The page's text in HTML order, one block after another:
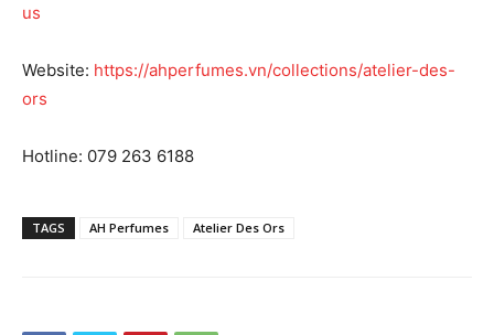
us
Website: https://ahperfumes.vn/collections/atelier-des-
ors
Hotline: 079 263 6188
TAGS AH Perfumes Atelier Des Ors